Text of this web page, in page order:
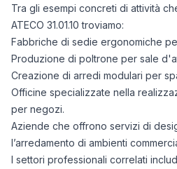
Tra gli esempi concreti di attività
ATECO 31.01.10 troviamo:
Fabbriche di sedie ergonomiche
Produzione di poltrone per sale
Creazione di arredi modulari per
Officine specializzate nella
per negozi.
Aziende che offrono servizi di
l’arredamento di ambienti
I settori professionali correlati